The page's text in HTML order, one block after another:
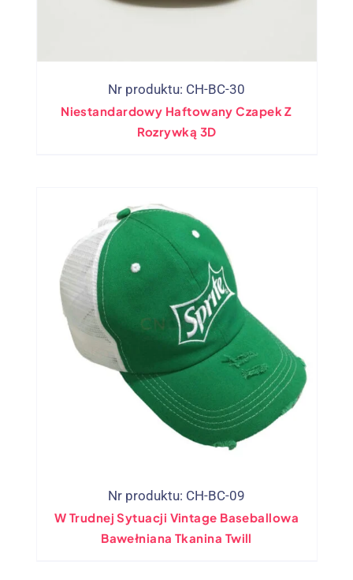
Nr produktu: CH-BC-30
Niestandardowy Haftowany Czapek Z
Rozrywką 3D
Nr produktu: CH-BC-09
W Trudnej Sytuacji Vintage Baseballowa
Bawełniana Tkanina Twill